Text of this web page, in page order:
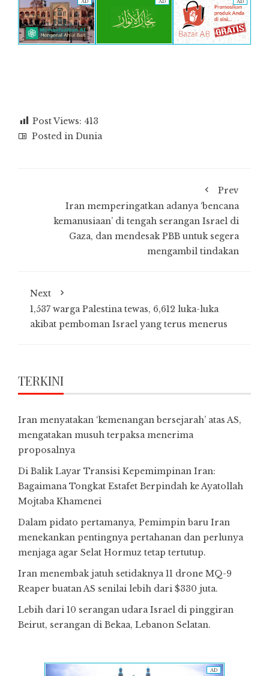
Post Views: 413
Posted in Dunia
Prev
Iran memperingatkan adanya ‘bencana
kemanusiaan’ di tengah serangan Israel di
Gaza, dan mendesak PBB untuk segera
mengambil tindakan
Next
1,537 warga Palestina tewas, 6,612 luka-luka
akibat pemboman Israel yang terus menerus
TERKINI
Iran menyatakan ‘kemenangan bersejarah’ atas AS,
mengatakan musuh terpaksa menerima
proposalnya
Di Balik Layar Transisi Kepemimpinan Iran:
Bagaimana Tongkat Estafet Berpindah ke Ayatollah
Mojtaba Khamenei
Dalam pidato pertamanya, Pemimpin baru Iran
menekankan pentingnya pertahanan dan perlunya
menjaga agar Selat Hormuz tetap tertutup.
Iran menembak jatuh setidaknya 11 drone MQ-9
Reaper buatan AS senilai lebih dari $330 juta.
Lebih dari 10 serangan udara Israel di pinggiran
Beirut, serangan di Bekaa, Lebanon Selatan.
AD